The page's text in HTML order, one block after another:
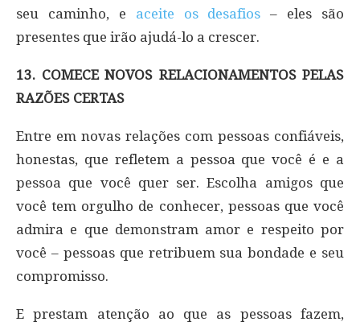
seu caminho, e aceite os desafios – eles são
presentes que irão ajudá-lo a crescer.
13. COMECE NOVOS RELACIONAMENTOS PELAS
RAZÕES CERTAS
Entre em novas relações com pessoas confiáveis,
honestas, que refletem a pessoa que você é e a
pessoa que você quer ser. Escolha amigos que
você tem orgulho de conhecer, pessoas que você
admira e que demonstram amor e respeito por
você – pessoas que retribuem sua bondade e seu
compromisso.
E prestam atenção ao que as pessoas fazem,